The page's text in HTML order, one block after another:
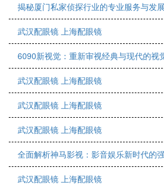
揭秘厦门私家侦探行业的专业服务与发
武汉配眼镜 上海配眼镜
6090新视觉：重新审视经典与现代的视
武汉配眼镜 上海配眼镜
武汉配眼镜 上海配眼镜
武汉配眼镜 上海配眼镜
全面解析神马影视：影音娱乐新时代的
武汉配眼镜 上海配眼镜